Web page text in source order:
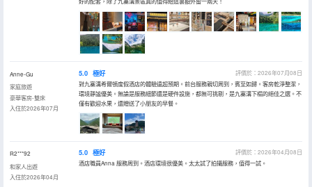
Anne-Gu
家庭旅遊
豪華客房-雙床
入住於2026年07月
5.0 極好
評價於：2026年07月08日
對九寨溝希爾頓度假酒店的體驗遠超預期。前台服務親切周到，賓至如歸。客房乾淨整潔，
環境靜謐優美。無論是服務細節還是硬件設施，都無可挑剔，是九寨溝下榻的絕佳之選。不
僅有歡迎水果，還贈送了小朋友的早餐。
R2***92
和家人出遊
入住於2026年04月
5.0 極好
評價於：2026年04月08日
酒店職員Anna 服務周到。酒店環境很優美。太太試了拍攝服務，值得一試。